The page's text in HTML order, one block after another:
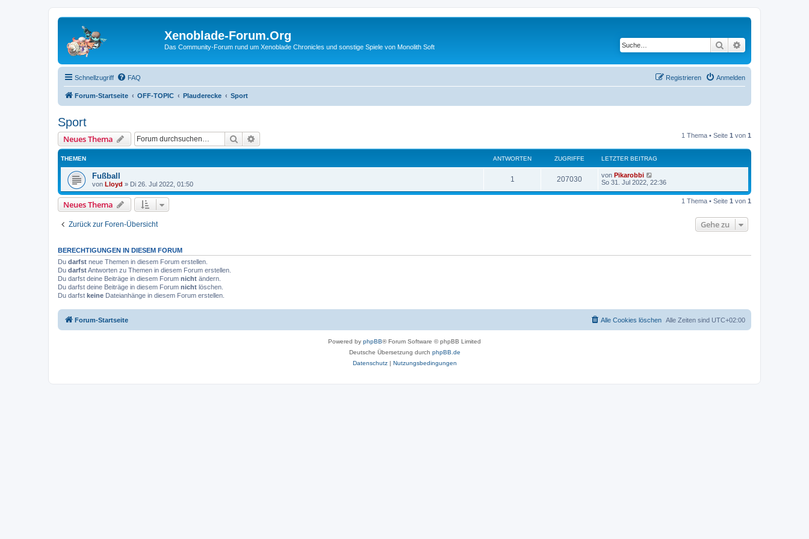
Xenoblade-Forum.Org
Das Community-Forum rund um Xenoblade Chronicles und sonstige Spiele von Monolith Soft Suche
Schnellzugriff FAQ Anmelden
Registrieren
Forum-Startseite OFF-TOPIC Plauderecke Sport
Sport
Neues Thema Suche 1 Thema • Seite 1 von 1
THEMEN ANTWORTEN ZUGRIFFE LETZTER BEITRAG
Fußball
von Lloyd » Di 26. Jul 2022, 01:50
1 207030 von Pikarobbi
So 31. Jul 2022, 22:36
Neues Thema 1 Thema • Seite 1 von 1
Zurück zur Foren-Übersicht Gehe zu
BERECHTIGUNGEN IN DIESEM FORUM
Du darfst neue Themen in diesem Forum erstellen.
Du darfstAntworten zu Themen in diesem Forum erstellen.
Du darfst deine Beiträge in diesem Forum nicht ändern.
Du darfst deine Beiträge in diesem Forum nicht löschen.
Du darfst keine Dateianhänge in diesem Forum erstellen.
Forum-Startseite Alle Zeiten sind UTC+02:00
Alle Cookies löschen
Powered by phpBB® Forum Software © phpBB Limited
Deutsche Übersetzung durch phpBB.de
Datenschutz| Nutzungsbedingungen